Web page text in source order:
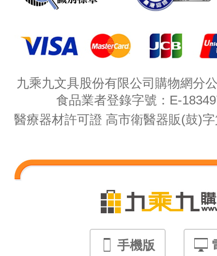
九乘九文具股份有限公司購物網分
食品業者登錄字號：E-
醫療器材許可證 高市衛醫器販(鼓)
手機版